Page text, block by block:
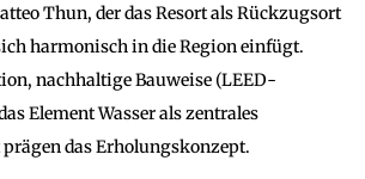
Thun, der das Resort als Rückzugsort
harmonisch in die Region einfügt.
nachhaltige Bauweise (LEED-
Element Wasser als zentrales
das Erholungskonzept.